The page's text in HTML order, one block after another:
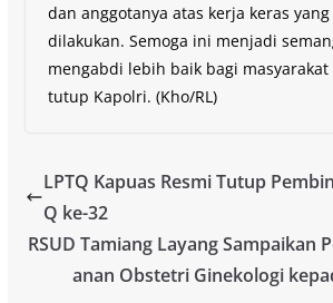
dan anggotanya atas kerja keras
dilakukan. Semoga ini menjadi
mengabdi lebih baik bagi masyarakat
tutup Kapolri. (Kho/RL)
LPTQ Kapuas Resmi Tutup
Q ke-32
RSUD Tamiang Layang Sampaikan
anan Obstetri Ginekologi